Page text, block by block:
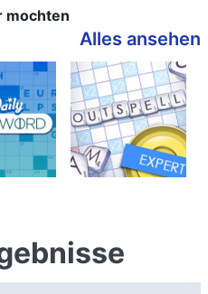
mochten
Alles ansehen